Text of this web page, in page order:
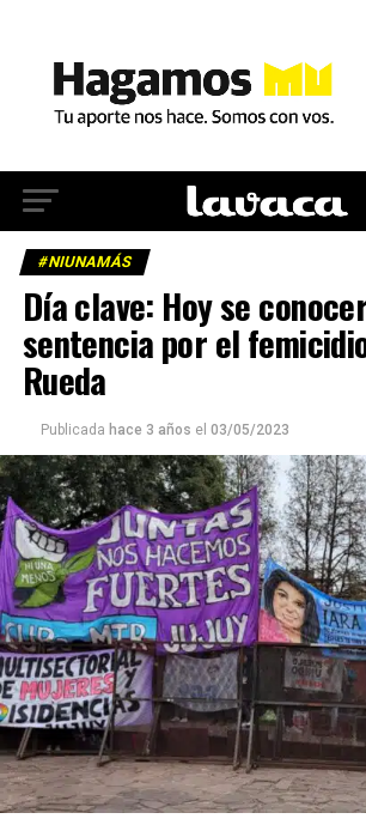
#NIUNAMÁS
Día clave: Hoy se
sentencia por el
Rueda
Publicada hace 3 años el 03/05/2023